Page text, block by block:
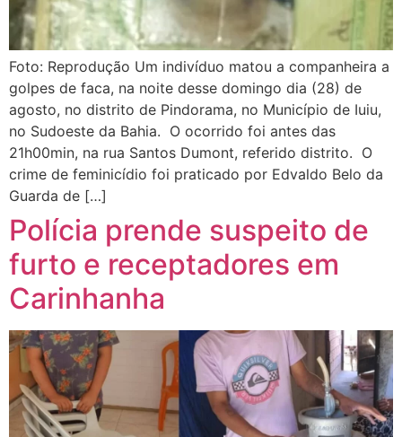
Foto: Reprodução Um indivíduo matou a companheira a
golpes de faca, na noite desse domingo dia (28) de
agosto, no distrito de Pindorama, no Município de Iuiu,
no Sudoeste da Bahia. O ocorrido foi antes das
21h00min, na rua Santos Dumont, referido distrito. O
crime de feminicídio foi praticado por Edvaldo Belo da
Guarda de […]
Polícia prende suspeito de
furto e receptadores em
Carinhanha